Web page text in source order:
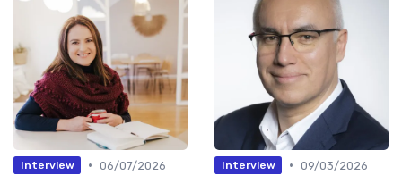
Interview • 06/07/2026
Interview • 09/03/2026